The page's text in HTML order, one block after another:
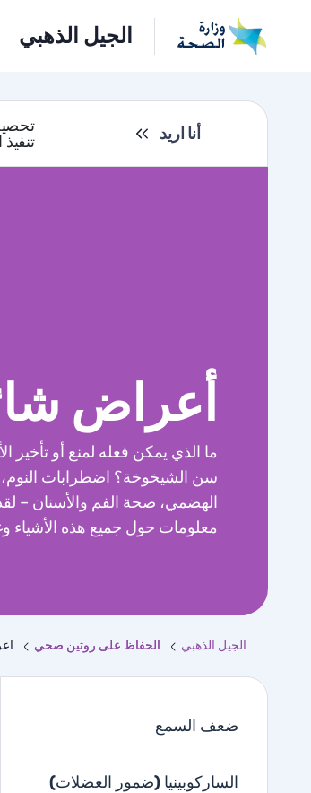
الجيل الذهبي
أنا اريد
أعراض
ما الذي يمكن فعله لمنع أو تأخير
سن الشيخوخة؟ اضطرابات
الهضمي، صحة الفم والأسنان –
معلومات حول جميع هذه الأشياء
الجيل الذهبي الحفاظ على روتين صحي
ضعف السمع
الساركوبينيا (ضمور العضلات)